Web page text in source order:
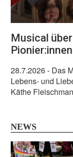
Musical
28.7.2026- Das
Lebens- und
Käthe
NEWS